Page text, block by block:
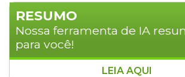
RESUMO
Nossa ferramenta de IA
para você!
LEIA AQUI